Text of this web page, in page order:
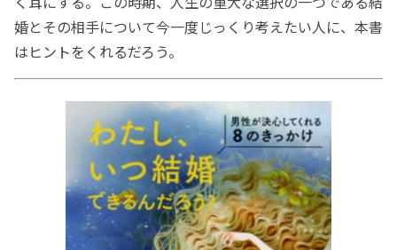
婚とその相手について今一度じっくり考えたい人に、本書
はヒントをくれるだろう。